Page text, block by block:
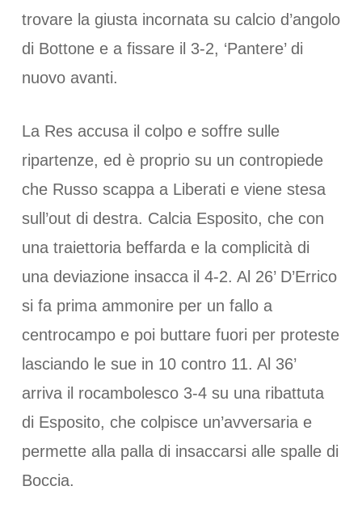
trovare la giusta incornata su calcio d’angolo
di Bottone e a fissare il 3-2, ‘Pantere’ di
nuovo avanti.
La Res accusa il colpo e soffre sulle
ripartenze, ed è proprio su un contropiede
che Russo scappa a Liberati e viene stesa
sull’out di destra. Calcia Esposito, che con
una traiettoria beffarda e la complicità di
una deviazione insacca il 4-2. Al 26’ D’Errico
si fa prima ammonire per un fallo a
centrocampo e poi buttare fuori per proteste
lasciando le sue in 10 contro 11. Al 36’
arriva il rocambolesco 3-4 su una ribattuta
di Esposito, che colpisce un’avversaria e
permette alla palla di insaccarsi alle spalle di
Boccia.